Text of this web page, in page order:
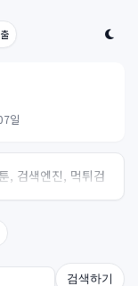
일
, 검색엔진, 먹튀검
트! 여기여
검색하기